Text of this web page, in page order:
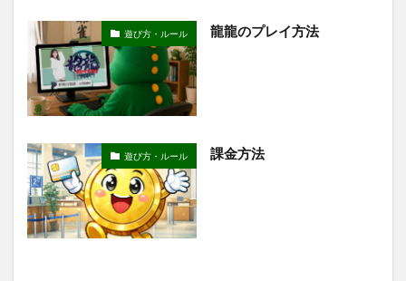
遊び方・ルール 龍龍のプレイ方法
遊び方・ルール 課金方法